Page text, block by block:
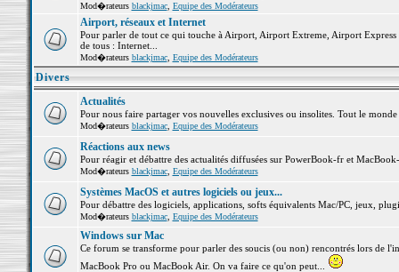
Mod�rateurs blackjmac, Equipe des Modérateurs
Airport, réseaux et Internet
Pour parler de tout ce qui touche à Airport, Airport Extreme, Airport
de tous : Internet...
Mod�rateurs blackjmac, Equipe des Modérateurs
Divers
Actualités
Pour nous faire partager vos nouvelles exclusives ou insolites. Tout le
Mod�rateurs blackjmac, Equipe des Modérateurs
Réactions aux news
Pour réagir et débattre des actualités diffusées sur PowerBook-fr et
Mod�rateurs blackjmac, Equipe des Modérateurs
Systèmes MacOS et autres logiciels ou jeux...
Pour débattre des logiciels, applications, softs équivalents Mac/PC, jeux,
Mod�rateurs blackjmac, Equipe des Modérateurs
Windows sur Mac
Ce forum se transforme pour parler des soucis (ou non) rencontrés lors de
MacBook Pro ou MacBook Air. On va faire ce qu'on peut...